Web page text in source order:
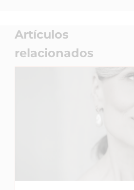
Artículos
relacionados